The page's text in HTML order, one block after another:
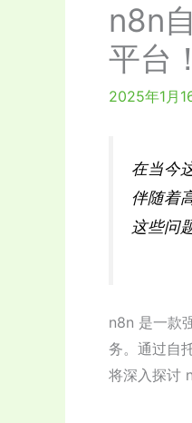
n8n
平台！
2025年1月
在当今
伴随着
这些问
n8n 是一款
务。通过自
将深入探讨